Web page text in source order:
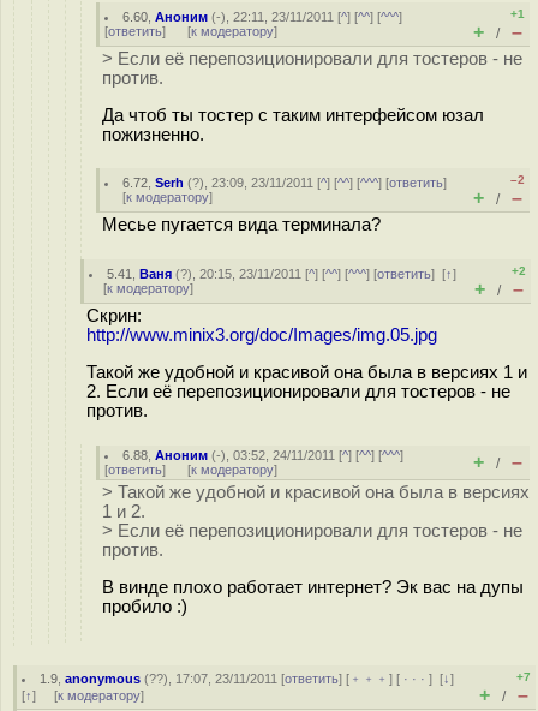
6.60 ,Аноним (-), 22:11, 23/11/2011 [^] [^^] [^^^]
[ответить] [к модератору]
+1
+ / –
> Если её перепозиционировали для тостеров - не
против.
Да чтоб ты тостер с таким интерфейсом юзал
пожизненно.
6.72 ,Serh (?), 23:09, 23/11/2011 [^] [^^] [^^^] [ответить]
[к модератору]
–2
+ / –
Месье пугается вида терминала?
5.41 ,Ваня (?), 20:15, 23/11/2011 [^] [^^] [^^^] [ответить][↑]
[к модератору]
+2
+ / –
Скрин:
http://www.minix3.org/doc/Images/img.05.jpg
Такой же удобной и красивой она была в версиях 1 и
2. Если её перепозиционировали для тостеров - не
против.
6.88 ,Аноним (-), 03:52, 24/11/2011 [^] [^^] [^^^]
[ответить] [к модератору] + / –
> Такой же удобной и красивой она была в версиях
1 и 2.
> Если её перепозиционировали для тостеров - не
против.
В винде плохо работает интернет? Эк вас на дупы
пробило :)
1.9 ,anonymous (??), 17:07, 23/11/2011 [ответить] [ ﹢﹢﹢] [ · · ·][↓]
[↑] [к модератору]
+7
+ / –